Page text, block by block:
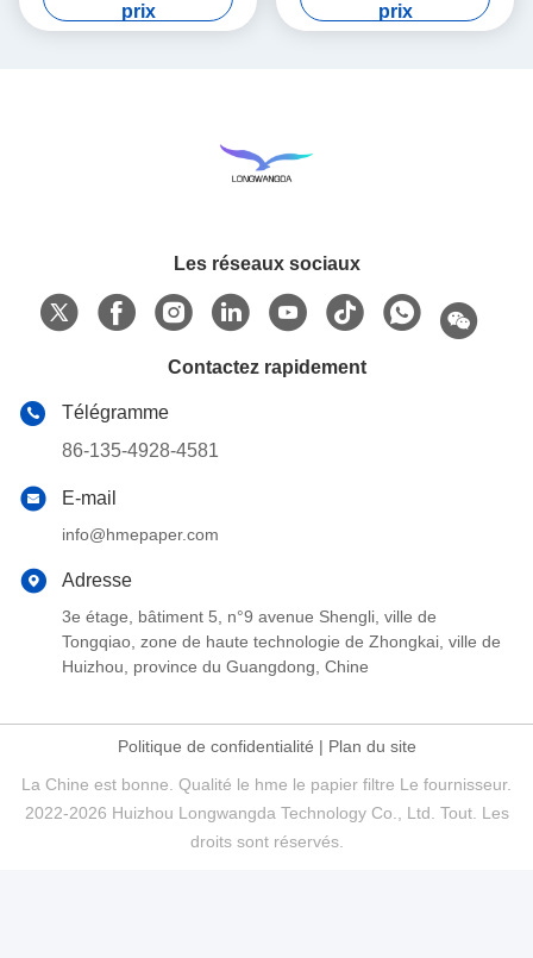
prix
prix
Les réseaux sociaux
Contactez rapidement
Télégramme
86-135-4928-4581
E-mail
info@hmepaper.com
Adresse
3e étage, bâtiment 5, n°9 avenue Shengli, ville de
Tongqiao, zone de haute technologie de Zhongkai, ville de
Huizhou, province du Guangdong, Chine
Politique de confidentialité | Plan du site
La Chine est bonne. Qualité le hme le papier filtre Le fournisseur.
2022-2026 Huizhou Longwangda Technology Co., Ltd. Tout. Les
droits sont réservés.